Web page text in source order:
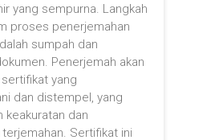
yang sempurna. Langkah
proses penerjemahan
sumpah dan
Penerjemah akan
yang
dan distempel, yang
keakuratan dan
Sertifikat ini